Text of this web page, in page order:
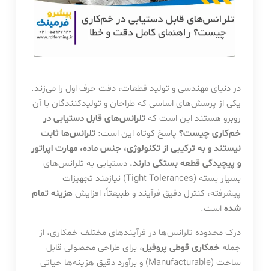
در دنیای مهندسی و تولید قطعات، دقت حرف اول را می‌زند.
یکی از پرسش‌های اساسی که طراحان و تولیدکنندگان با آن
روبرو هستند این است که تلرانس‌های قابل دستیابی در
خم‌کاری چیست؟پاسخ کوتاه این است: تلرانس‌ها ثابت
نیستند و به ترکیبی از تکنولوژی، جنس ماده، مهارت اپراتور
و پیچیدگی قطعه بستگی دارند. دستیابی به تلرانس‌های
بسیار بسته (Tight Tolerances) نیازمند تجهیزات
پیشرفته، کنترل دقیق فرآیند و طبیعتاً، افزایش هزینه تمام
شدهاست.
درک محدوده تلرانس‌ها در فرآیندهای مختلف خمکاری، از
جمله خمکاری قوطی پروفیل، برای طراحی محصولی قابل
ساخت (Manufacturable) و برآورد دقیق هزینه‌ها حیاتی